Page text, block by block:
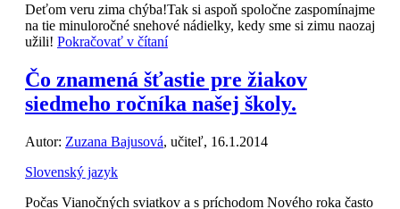
Deťom veru zima chýba!Tak si aspoň spoločne zaspomínajme
na tie minuloročné snehové nádielky, kedy sme si zimu naozaj
užili! Pokračovať v čítaní
Čo znamená šťastie pre žiakov
siedmeho ročníka našej školy.
Autor: Zuzana Bajusová, učiteľ, 16.1.2014
Slovenský jazyk
Počas Vianočných sviatkov a s príchodom Nového roka často